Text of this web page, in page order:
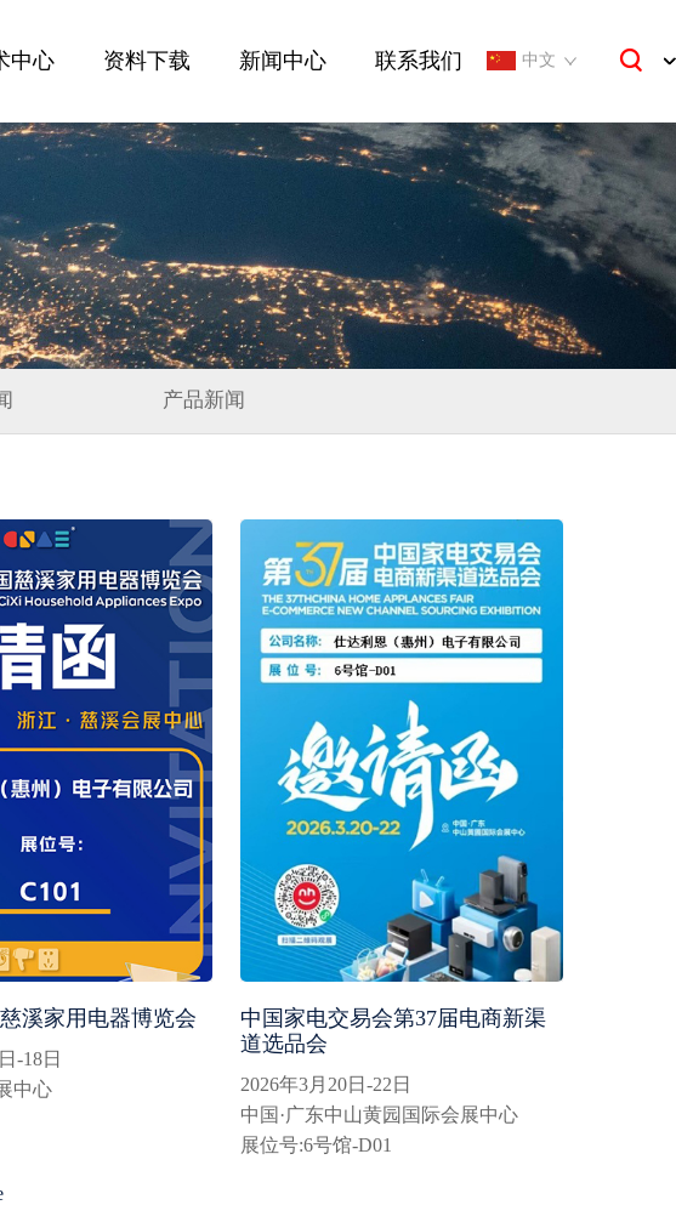
中心 资料下载 新闻中心 联系我们 中文
产品新闻
溪家用电器博览会
-18日
中心
中国家电交易会第37届电商新渠
道选品会
2026年3月20日-22日
中国·广东中山黄园国际会展中心
展位号:6号馆-D01